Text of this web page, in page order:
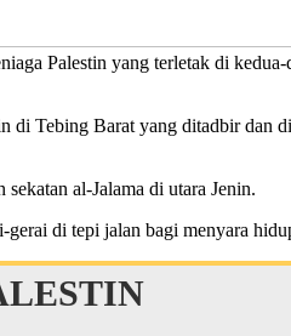
Palestin yang terletak di
Tebing Barat yang ditadbir dan
al-Jalama di utara Jenin.
di tepi jalan bagi menyara